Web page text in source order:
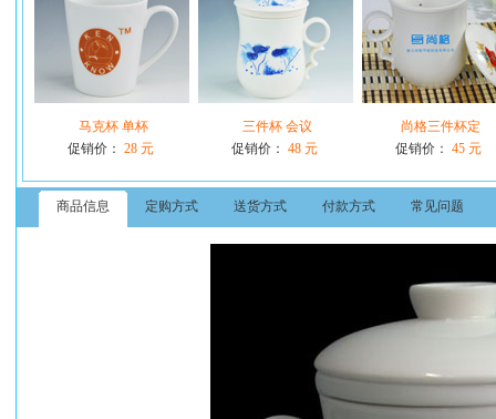
马克杯 单杯
促销价： 28 元
三件杯 会议
促销价： 48 元
尚格三件杯定
促销价： 45 元
商品信息 定购方式 送货方式 付款方式 常见问题